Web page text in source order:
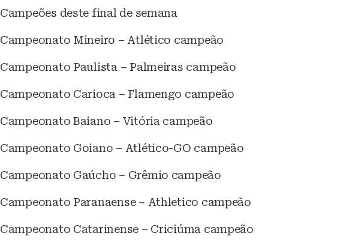
p
Campeões deste final de semana
Campeonato Mineiro – Atlético campeão
Campeonato Paulista – Palmeiras campeão
Campeonato Carioca – Flamengo campeão
Campeonato Baiano – Vitória campeão
Campeonato Goiano – Atlético-GO campeão
Campeonato Gaúcho – Grêmio campeão
Campeonato Paranaense – Athletico campeão
Campeonato Catarinense – Criciúma campeão